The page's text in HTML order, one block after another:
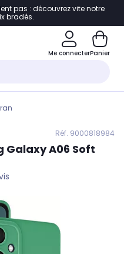
page
pas : découvrez vite notre
bradés.
Me connecterPanier
Réf. 9000818984
Galaxy A06 Soft